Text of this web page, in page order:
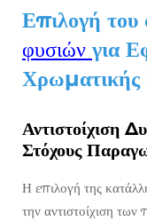
Επιλογή του
φυσιών για
Αντιστοίχιση
Στόχους
Η επιλογή της
την αντιστοίχιση